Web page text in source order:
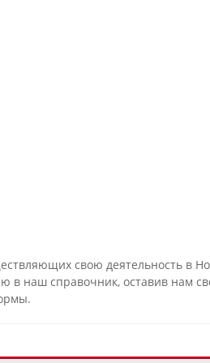
свою деятельность в
наш справочник, оставив нам